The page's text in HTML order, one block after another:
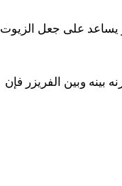
يساعد على جعل الزيوت
بينه وبين الفريزر فإن